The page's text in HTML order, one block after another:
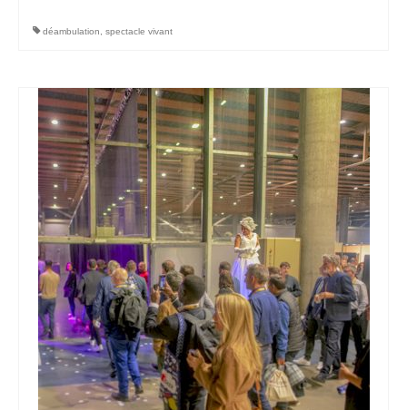
déambulation spectacle vivant